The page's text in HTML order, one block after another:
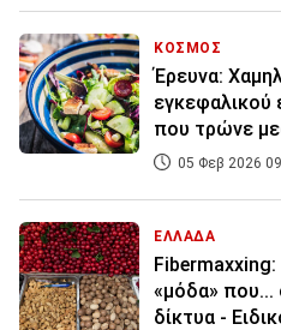
ΚΟΣΜΟΣ
Έρευνα:
εγκεφαλικού
που τρώνε
05 Φεβ 2026
ΕΛΛΑΔΑ
Fibermaxxing:
«μόδα» που...
δίκτυα -